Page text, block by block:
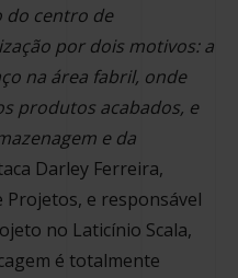
do centro de
por dois motivos: a
na área fabril, onde
produtos acabados, e
e da
Darley Ferreira,
Projetos, e responsável
no Laticínio Scala,
é totalmente